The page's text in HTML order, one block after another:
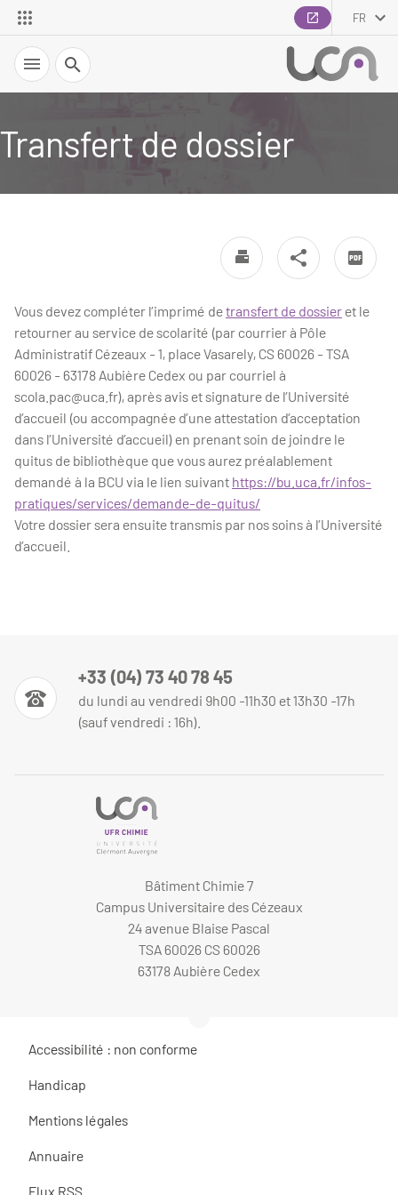
FR
Recherche
Transfert de dossier
Vous devez compléter l’imprimé detransfert de dossieret le
retourner au service de scolarité (par courrier à Pôle
Administratif Cézeaux - 1, place Vasarely, CS 60026 - TSA
60026 - 63178 Aubière Cedex ou par courriel à
scola.pac@uca.fr), après avis et signature de l’Université
d’accueil (ou accompagnée d’une attestation d’acceptation
dans l’Université d’accueil) en prenant soin de joindre le
quitus de bibliothèque que vous aurez préalablement
demandé à la BCU via le lien suivant https://bu.uca.fr/infos-
pratiques/services/demande-de-quitus/
Votre dossier sera ensuite transmis par nos soins à l’Université
d’accueil.
+33 (04) 73 40 78 45
du lundi au vendredi 9h00 -11h30 et 13h30 -17h
(sauf vendredi : 16h).
Bâtiment Chimie 7
Campus Universitaire des Cézeaux
24 avenue Blaise Pascal
TSA 60026 CS 60026
63178 Aubière Cedex
Accessibilité : non conforme
Handicap
Mentions légales
Annuaire
Flux RSS